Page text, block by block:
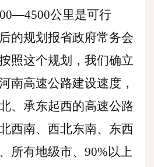
公里是可行
的规划报省政府常务会
照这个规划，我们确立
南高速公路建设速度，
、承东起西的高速公路
西南、西北东南、东西
所有地级市、90%以上